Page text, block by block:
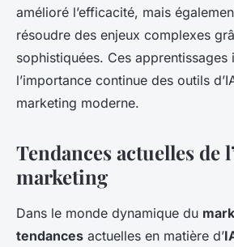
amélioré l’efficacité, mais
résoudre des enjeux complexes
sophistiquées. Ces apprentissages
l’importance continue des outils
marketing moderne.
Tendances actuelles de
marketing
Dans le monde dynamique du
tendances actuelles en matière d’